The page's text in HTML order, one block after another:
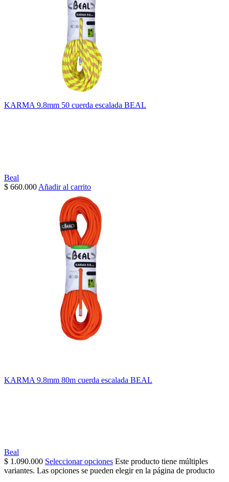
KARMA 9.8mm 50 cuerda escalada BEAL
Beal
$ 660.000 Añadir al carrito
KARMA 9.8mm 80m cuerda escalada BEAL
Beal
$ 1.090.000 Seleccionar opciones Este producto tiene múltiples
variantes. Las opciones se pueden elegir en la página de producto